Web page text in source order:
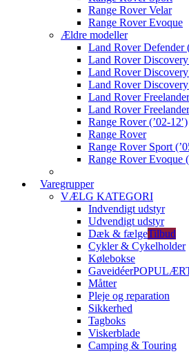
Range Rover Velar
Range Rover Evoque
Ældre modeller
Land Rover Defender
Land Rover Discovery
Land Rover Discovery
Land Rover Discovery
Land Rover
Land Rover
Range Rover (’02-12′)
Range Rover
Range Rover Sport
Range Rover Evoque
Varegrupper
VÆLG KATEGORI
Indvendigt udstyr
Udvendigt udstyr
Dæk & fælgeTilbud
Cykler & Cykelholder
Kølebokse
Gaveidéer
Måtter
Pleje og reparation
Sikkerhed
Tagboks
Viskerblade
Camping & Touring